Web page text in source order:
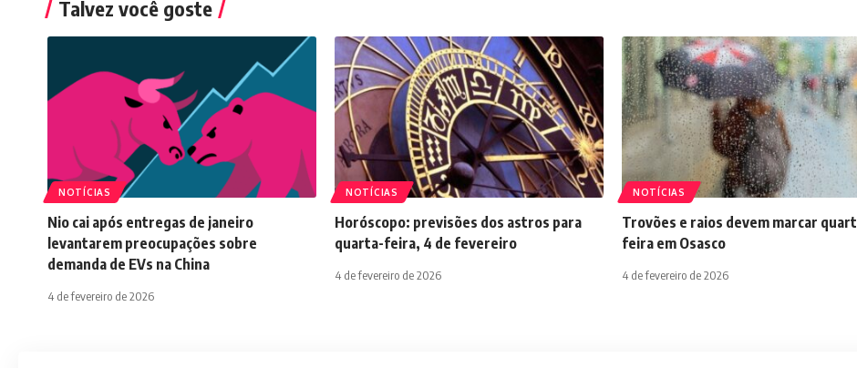
Talvez você goste
NOTÍCIAS
Nio cai após entregas de janeiro
levantarem preocupações sobre
demanda de EVs na China
4 de fevereiro de 2026
NOTÍCIAS
Horóscopo: previsões dos astros para
quarta-feira, 4 de fevereiro
4 de fevereiro de 2026
NOTÍCIAS
Trovões e raios devem marcar
feira em Osasco
4 de fevereiro de 2026